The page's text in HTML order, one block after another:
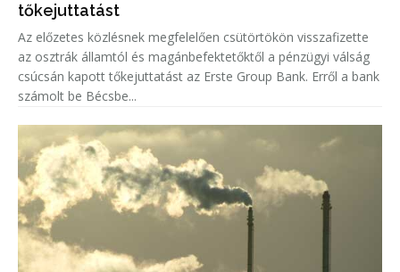
tőkejuttatást
Az előzetes közlésnek megfelelően csütörtökön visszafizette
az osztrák államtól és magánbefektetőktől a pénzügyi válság
csúcsán kapott tőkejuttatást az Erste Group Bank. Erről a bank
számolt be Bécsbe...